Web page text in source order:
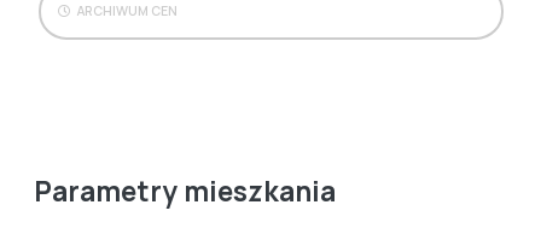
ARCHIWUM CEN
Parametry mieszkania